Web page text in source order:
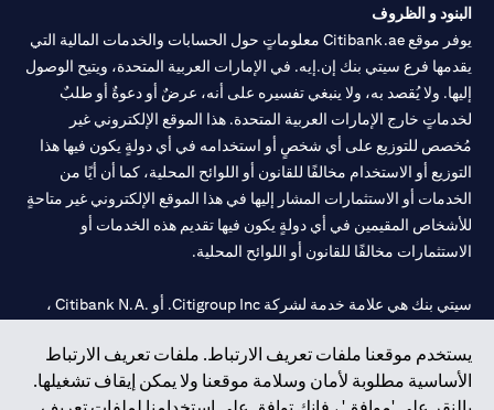
يستخدم موقعنا ملفات تعريف الارتباط. ملفات تعريف الارتباط
الأساسية مطلوبة لأمان وسلامة موقعنا ولا يمكن إيقاف تشغيلها.
البنود و الظروف
يوفر موقع Citibank.ae معلوماتٍ حول الحسابات والخدمات المالية التي
يقدمها فرع سيتي بنك إن.إيه. في الإمارات العربية المتحدة، ويتيح الوصول
إليها. ولا يُقصد به، ولا ينبغي تفسيره على أنه، عرضٌ أو دعوةٌ أو طلبٌ
لخدماتٍ خارج الإمارات العربية المتحدة. هذا الموقع الإلكتروني غير
مُخصص للتوزيع على أي شخصٍ أو استخدامه في أي دولةٍ يكون فيها هذا
التوزيع أو الاستخدام مخالفًا للقانون أو اللوائح المحلية، كما أن أيًا من
الخدمات أو الاستثمارات المشار إليها في هذا الموقع الإلكتروني غير متاحةٍ
للأشخاص المقيمين في أي دولةٍ يكون فيها تقديم هذه الخدمات أو
الاستثمارات مخالفًا للقانون أو اللوائح المحلية.
سيتي بنك هي علامة خدمة لشركة Citigroup Inc. أو .Citibank N.A ،
سيتي بنك إن. إيه. الإمارات مسجل لدى مصرف الإمارات المركزي تحت